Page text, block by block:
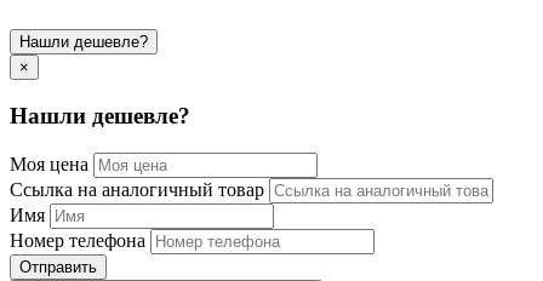
Нашли дешевле?
×
Нашли дешевле?
Моя цена
Ссылка на аналогичный товар
Имя
Номер телефона
Отправить